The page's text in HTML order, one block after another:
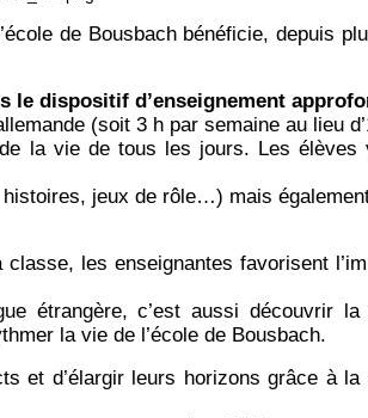
de Bousbach bénéficie, depuis
le dispositif d’enseignement
(soit 3 h par semaine au lieu
la vie de tous les jours. Les élèves
jeux de rôle…) mais
les enseignantes favorisent
étrangère, c’est aussi découvrir
la vie de l’école de Bousbach.
et d’élargir leurs horizons grâce à